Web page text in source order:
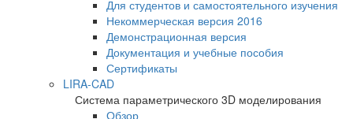
Для студентов и самостоятельного изучения
Некоммерческая версия 2016
Демонстрационная версия
Документация и учебные пособия
Сертификаты
LIRA-CAD
Система параметрического 3D моделирования
Обзор